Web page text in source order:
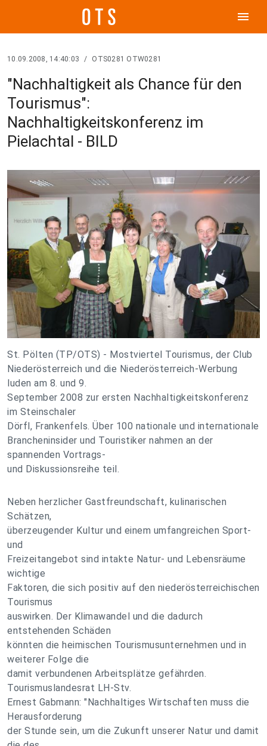
menu
10.09.2008, 14:40:03 / OTS0281 OTW0281
"Nachhaltigkeit als Chance für den
Tourismus":
Nachhaltigkeitskonferenz im
Pielachtal - BILD
St. Pölten (TP/OTS) - Mostviertel Tourismus, der Club
Niederösterreich und die Niederösterreich-Werbung
luden am 8. und 9.
September 2008 zur ersten Nachhaltigkeitskonferenz
im Steinschaler
Dörfl, Frankenfels. Über 100 nationale und internationale
Brancheninsider und Touristiker nahmen an der
spannenden Vortrags-
und Diskussionsreihe teil.
Neben herzlicher Gastfreundschaft, kulinarischen
Schätzen,
überzeugender Kultur und einem umfangreichen Sport-
und
Freizeitangebot sind intakte Natur- und Lebensräume
wichtige
Faktoren, die sich positiv auf den niederösterreichischen
Tourismus
auswirken. Der Klimawandel und die dadurch
entstehenden Schäden
könnten die heimischen Tourismusunternehmen und in
weiterer Folge die
damit verbundenen Arbeitsplätze gefährden.
Tourismuslandesrat LH-Stv.
Ernest Gabmann: "Nachhaltiges Wirtschaften muss die
Herausforderung
der Stunde sein, um die Zukunft unserer Natur und damit